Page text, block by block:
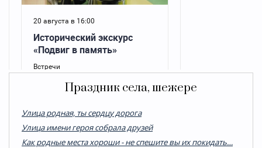
Праздник села, шежере
Улица родная, ты сердцу дорога
Улица имени героя собрала друзей
Как родные места хороши - не спешите вы их покидать…